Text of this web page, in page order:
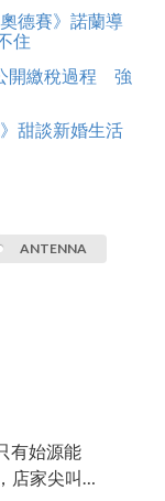
德賽》諾蘭導
住
開繳稅過程 強
甜談新婚生活
ANTENNA
有始源能
店家尖叫